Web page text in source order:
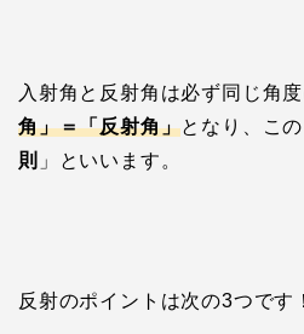
入射角と反射角は必ず同じ角度
角」＝「反射角」となり、こ
則 」といいます。
反射のポイントは次の3つです！